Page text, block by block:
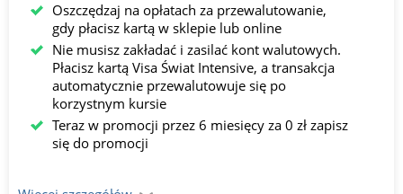
Oszczędzaj na opłatach za przewalutowanie,
gdy płacisz kartą w sklepie lub online
Nie musisz zakładać i zasilać kont walutowych.
Płacisz kartą Visa Świat Intensive, a transakcja
automatycznie przewalutowuje się po
korzystnym kursie
Teraz w promocji przez 6 miesięcy za 0 zł zapisz
się do promocji